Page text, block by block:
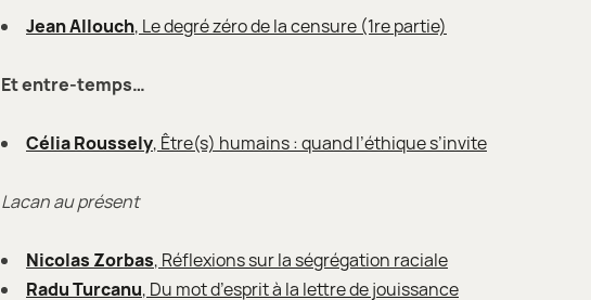
Jean Allouch, Le degré zéro de la censure (1re partie)
Et entre-temps…
Célia Roussely, Être(s) humains : quand l’éthique s’invite
Lacan au présent
Nicolas Zorbas, Réflexions sur la ségrégation raciale
Radu Turcanu, Du mot d’esprit à la lettre de jouissance